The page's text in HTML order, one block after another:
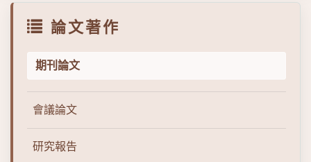
論文著作
期刊論文
會議論文
研究報告